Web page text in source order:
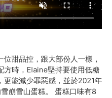
甜品控，跟大部份人一樣，
方時，Elaine堅持要使用低糖
能減少罪惡感，並於2021年
崩雪山蛋糕。 蛋糕口味有8